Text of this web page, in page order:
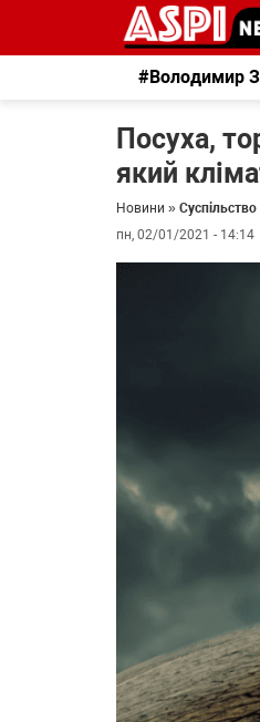
#Володимир
Посуха,
який
Новини » Суспільство
пн, 02/01/2021 - 14:14